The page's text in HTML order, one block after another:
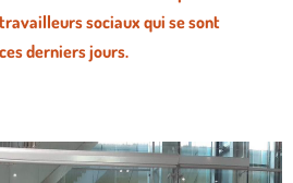
sociaux qui se sont
derniers jours.